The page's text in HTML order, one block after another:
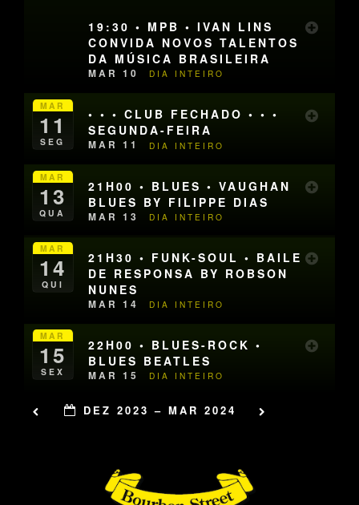
19:30 • MPB • IVAN LINS
CONVIDA NOVOS TALENTOS
DA MÚSICA BRASILEIRA
MAR 10 DIA INTEIRO
MAR
11
SEG
• • • CLUB FECHADO • • •
SEGUNDA-FEIRA
MAR 11 DIA INTEIRO
MAR
13
QUA
21H00 • BLUES • VAUGHAN
BLUES BY FILIPPE DIAS
MAR 13 DIA INTEIRO
MAR
14
QUI
21H30 • FUNK-SOUL • BAILE
DE RESPONSA BY ROBSON
NUNES
MAR 14 DIA INTEIRO
MAR
15
SEX
22H00 • BLUES-ROCK •
BLUES BEATLES
MAR 15 DIA INTEIRO
DEZ 2023 – MAR 2024